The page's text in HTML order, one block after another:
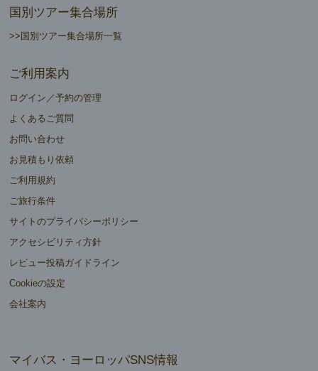
国別ツアー集合場所
>>国別ツアー集合場所一覧
ご利用案内
ログイン／予約の管理
よくあるご質問
お問い合わせ
お見積もり依頼
ご利用規約
ご旅行条件
サイトのプライバシーポリシー
アクセシビリティ方針
レビュー投稿ガイドライン
Cookieの設定
会社案内
マイバス・ヨーロッパSNS情報